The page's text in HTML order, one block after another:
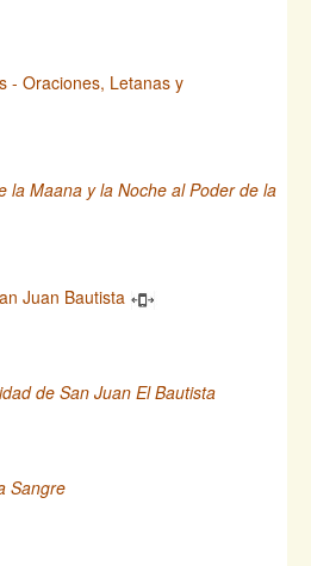
- Oraciones, Letanas y
la Maana y la Noche al Poder de la
Juan Bautista
de San Juan El Bautista
Sangre